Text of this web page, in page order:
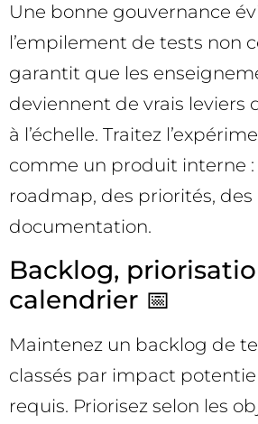
Une bonne gouvernance
l’empilement de tests non
garantit que les
deviennent de vrais leviers
à l’échelle. Traitez
comme un produit interne :
roadmap, des priorités,
documentation.
Backlog,
calendrier 📅
Maintenez un backlog de
classés par impact
requis. Priorisez selon les